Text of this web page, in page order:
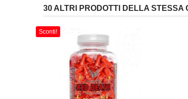
30 ALTRI PRODOTTI DELLA STESSA
Sconti!